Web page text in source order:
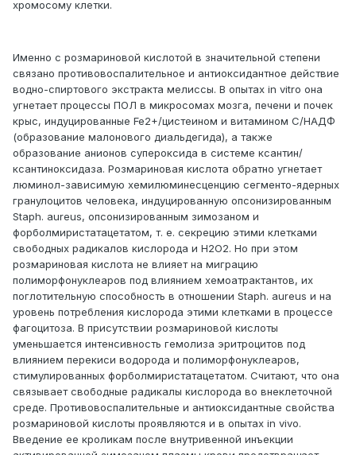
хромосому клетки.
Именно с розмариновой кислотой в значительной степени
связано противовоспалительное и антиоксидантное действие
водно-спиртового экстракта мелиссы. В опытах in vitro она
угнетает процессы ПОЛ в микросомах мозга, печени и почек
крыс, индуцированные Fe2+/цистеином и витамином С/НАДФ
(образование малонового диальдегида), а также
образование анионов супероксида в системе ксантин/
ксантиноксидаза. Розмариновая кислота обратно угнетает
люминол-зависимую хемилюминесценцию сегменто-ядерных
гранулоцитов человека, индуцированную опсонизированным
Staph. aureus, опсонизированным зимозаном и
форболмиристатацетатом, т. е. секрецию этими клетками
свободных радикалов кислорода и Н2О2. Но при этом
розмариновая кислота не влияет на миграцию
полиморфонуклеаров под влиянием хемоатрактантов, их
поглотительную способность в отношении Staph. aureus и на
уровень потребления кислорода этими клетками в процессе
фагоцитоза. В присутствии розмариновой кислоты
уменьшается интенсивность гемолиза эритроцитов под
влиянием перекиси водорода и полиморфонуклеаров,
стимулированных форболмиристатацетатом. Считают, что она
связывает свободные радикалы кислорода во внеклеточной
среде. Противовоспалительные и антиоксидантные свойства
розмариновой кислоты проявляются и в опытах in vivo.
Введение ее кроликам после внутривенной инъекции